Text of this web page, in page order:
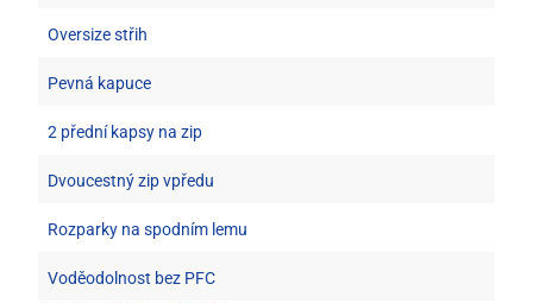
Oversize střih
Pevná kapuce
2 přední kapsy na zip
Dvoucestný zip vpředu
Rozparky na spodním lemu
Voděodolnost bez PFC